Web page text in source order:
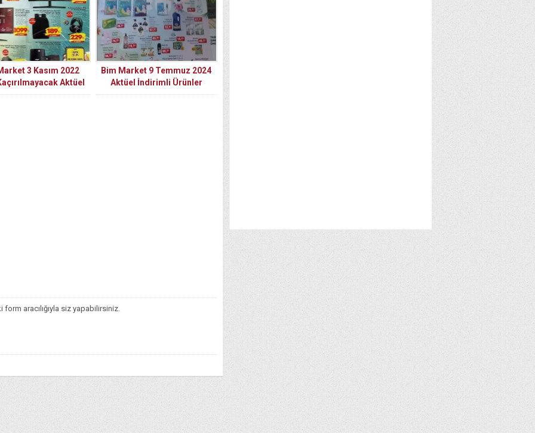
3 Kasım 2022
Aktüel
Fırsatlar
Bim Market 9 Temmuz 2024
Aktüel İndirimli Ürünler
Kataloğu
aracılığıyla siz yapabilirsiniz.